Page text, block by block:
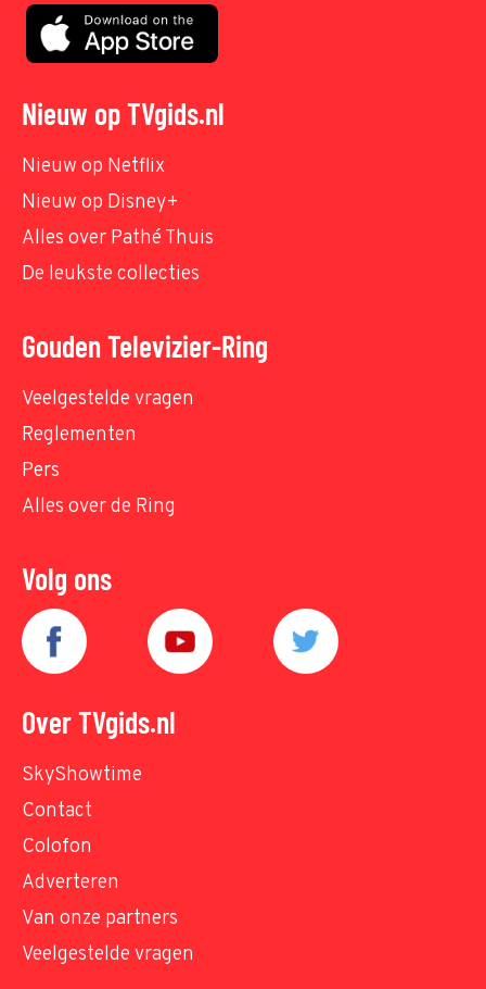
Nieuw op TVgids.nl
Nieuw op Netflix
Nieuw op Disney+
Alles over Pathé Thuis
De leukste collecties
Gouden Televizier-Ring
Veelgestelde vragen
Reglementen
Pers
Alles over de Ring
Volg ons
Over TVgids.nl
SkyShowtime
Contact
Colofon
Adverteren
Van onze partners
Veelgestelde vragen